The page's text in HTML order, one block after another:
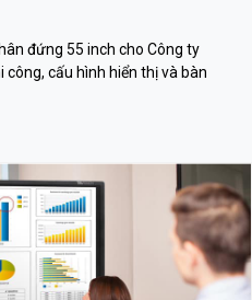
đứng 55 inch cho Công ty
cấu hình hiển thị và bàn